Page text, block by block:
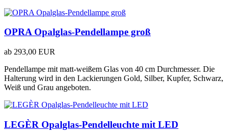
OPRA Opalglas-Pendellampe groß
ab 293,00 EUR
Pendellampe mit matt-weißem Glas von 40 cm Durchmesser. Die
Halterung wird in den Lackierungen Gold, Silber, Kupfer, Schwarz,
Weiß und Grau angeboten.
LEGÈR Opalglas-Pendelleuchte mit LED